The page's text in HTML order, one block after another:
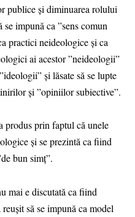
publice și diminuarea rolului
impună ca ”sens comun
practici neideologice și ca
ai acestor ”neideologii”
și lăsate să se lupte
și ”opiniilor subiective”.
produs prin faptul că unele
și se prezintă ca fiind
bun simț”.
mai e discutată ca fiind
să se impună ca model